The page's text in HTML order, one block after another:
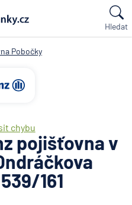
Hledat
Pobočky
chybu
pojišťovna v
161